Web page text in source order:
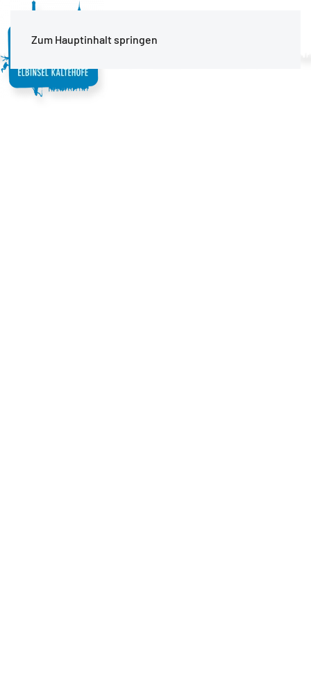
Zum Hauptinhalt springen